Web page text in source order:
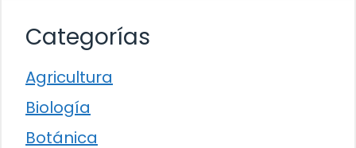
Categorías
Agricultura
Biología
Botánica